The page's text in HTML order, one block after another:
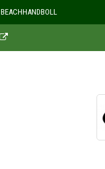
BEACHHANDBOLL